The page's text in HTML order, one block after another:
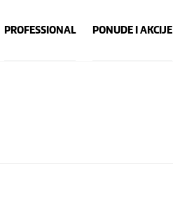
PROFESSIONAL PONUDE I AKCIJE